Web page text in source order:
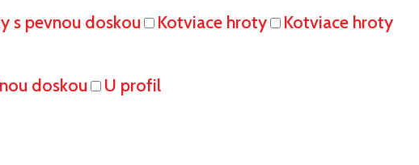
s pevnou doskou Kotviace hroty
Kotviace hroty
doskou
U profil